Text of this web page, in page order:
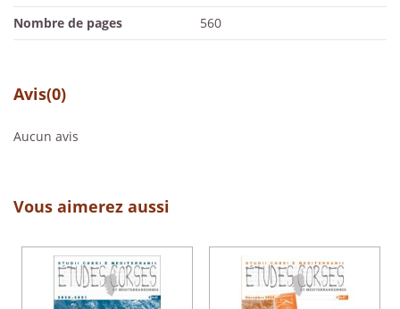
Nombre de pages
560
Avis(0)
Aucun avis
Vous aimerez aussi